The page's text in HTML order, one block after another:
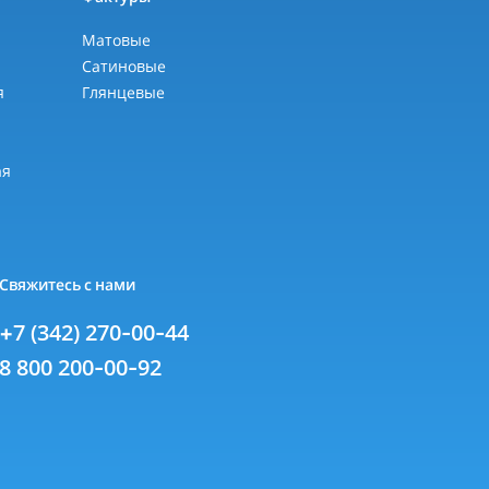
Матовые
Сатиновые
Глянцевые
Свяжитесь с нами
+7 (342) 270-00-44
8 800 200-00-92